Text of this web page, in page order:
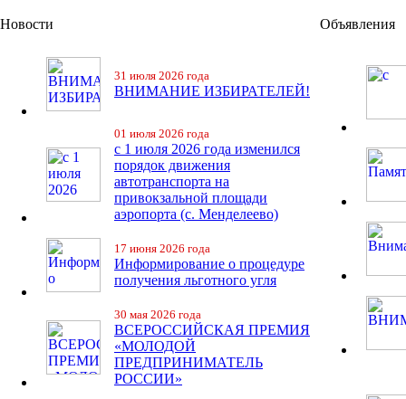
Новости
31 июля 2026 года
ВНИМАНИЕ ИЗБИРАТЕЛЕЙ!
01 июля 2026 года
с 1 июля 2026 года изменился
порядок движения
автотранспорта на
привокзальной площади
аэропорта (с. Менделеево)
17 июня 2026 года
Информирование о процедуре
получения льготного угля
30 мая 2026 года
ВСЕРОССИЙСКАЯ ПРЕМИЯ
«МОЛОДОЙ
ПРЕДПРИНИМАТЕЛЬ
РОССИИ»
Объявления